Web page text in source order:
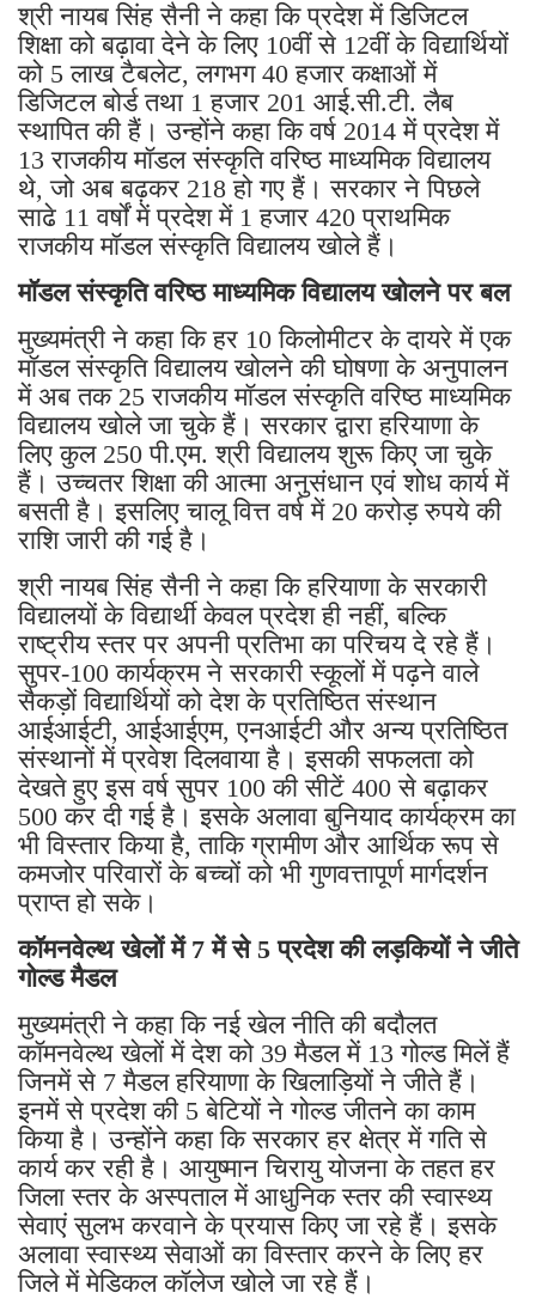
श्री नायब सिंह सैनी ने कहा कि प्रदेश में डिजिटल
शिक्षा को बढ़ावा देने के लिए 10वीं से 12वीं के विद्यार्थियों
को 5 लाख टैबलेट, लगभग 40 हजार कक्षाओं में
डिजिटल बोर्ड तथा 1 हजार 201 आई.सी.टी. लैब
स्थापित की हैं। उन्होंने कहा कि वर्ष 2014 में प्रदेश में
13 राजकीय मॉडल संस्कृति वरिष्ठ माध्यमिक विद्यालय
थे, जो अब बढ़कर 218 हो गए हैं। सरकार ने पिछले
साढे 11 वर्षों में प्रदेश में 1 हजार 420 प्राथमिक
राजकीय मॉडल संस्कृति विद्यालय खोले हैं।
मॉडल संस्कृति वरिष्ठ माध्यमिक विद्यालय खोलने पर बल
मुख्यमंत्री ने कहा कि हर 10 किलोमीटर के दायरे में एक
मॉडल संस्कृति विद्यालय खोलने की घोषणा के अनुपालन
में अब तक 25 राजकीय मॉडल संस्कृति वरिष्ठ माध्यमिक
विद्यालय खोले जा चुके हैं। सरकार द्वारा हरियाणा के
लिए कुल 250 पी.एम. श्री विद्यालय शुरू किए जा चुके
हैं। उच्चतर शिक्षा की आत्मा अनुसंधान एवं शोध कार्य में
बसती है। इसलिए चालू वित्त वर्ष में 20 करोड़ रुपये की
राशि जारी की गई है।
श्री नायब सिंह सैनी ने कहा कि हरियाणा के सरकारी
विद्यालयों के विद्यार्थी केवल प्रदेश ही नहीं, बल्कि
राष्ट्रीय स्तर पर अपनी प्रतिभा का परिचय दे रहे हैं।
सुपर-100 कार्यक्रम ने सरकारी स्कूलों में पढ़ने वाले
सैकड़ों विद्यार्थियों को देश के प्रतिष्ठित संस्थान
आईआईटी, आईआईएम, एनआईटी और अन्य प्रतिष्ठित
संस्थानों में प्रवेश दिलवाया है। इसकी सफलता को
देखते हुए इस वर्ष सुपर 100 की सीटें 400 से बढ़ाकर
500 कर दी गई है। इसके अलावा बुनियाद कार्यक्रम का
भी विस्तार किया है, ताकि ग्रामीण और आर्थिक रूप से
कमजोर परिवारों के बच्चों को भी गुणवत्तापूर्ण मार्गदर्शन
प्राप्त हो सके।
कॉमनवेल्थ खेलों में 7 में से 5 प्रदेश की लड़कियों ने जीते
गोल्ड मैडल
मुख्यमंत्री ने कहा कि नई खेल नीति की बदौलत
कॉमनवेल्थ खेलों में देश को 39 मैडल में 13 गोल्ड मिलें हैं
जिनमें से 7 मैडल हरियाणा के खिलाड़ियों ने जीते हैं।
इनमें से प्रदेश की 5 बेटियों ने गोल्ड जीतने का काम
किया है। उन्होंने कहा कि सरकार हर क्षेत्र में गति से
कार्य कर रही है। आयुष्मान चिरायु योजना के तहत हर
जिला स्तर के अस्पताल में आधुनिक स्तर की स्वास्थ्य
सेवाएं सुलभ करवाने के प्रयास किए जा रहे हैं। इसके
अलावा स्वास्थ्य सेवाओं का विस्तार करने के लिए हर
जिले में मेडिकल कॉलेज खोले जा रहे हैं।